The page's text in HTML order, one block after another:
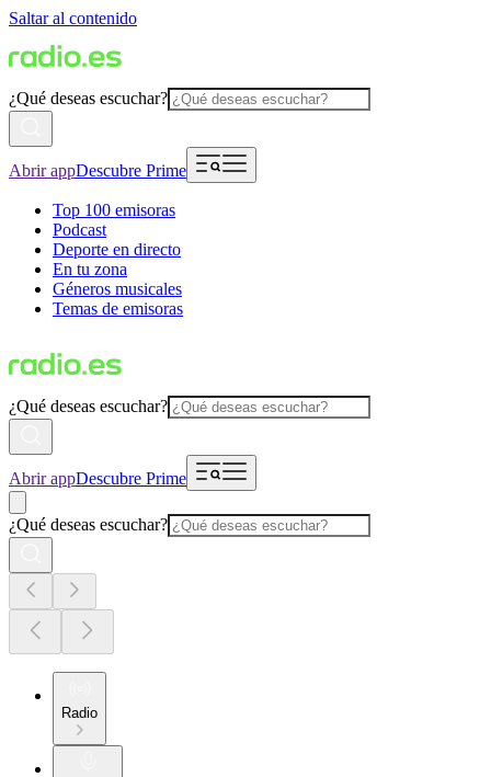
Saltar al contenido
¿Qué deseas escuchar?
Abrir appDescubre Prime
Top 100 emisoras
Podcast
Deporte en directo
En tu zona
Géneros musicales
Temas de emisoras
¿Qué deseas escuchar?
Abrir appDescubre Prime
¿Qué deseas escuchar?
Radio